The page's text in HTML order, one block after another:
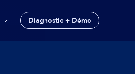
Diagnostic + Démo